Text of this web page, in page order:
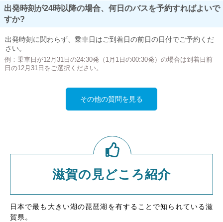
出発時刻が24時以降の場合、何日のバスを予約すればよいで
すか?
出発時刻に関わらず、乗車日はご到着日の前日の日付でご予約くだ
さい。
例：乗車日が12月31日の24:30発（1月1日の00:30発）の場合は到着日前
日の12月31日をご選択ください。
その他の質問を見る
滋賀の見どころ紹介
日本で最も大きい湖の琵琶湖を有することで知られている滋
賀県。